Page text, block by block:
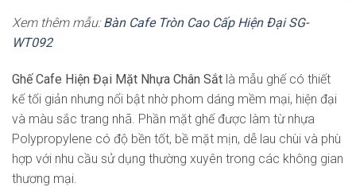
Xem thêm mẫu: Bàn Cafe Tròn Cao Cấp Hiện Đại SG-
WT092
Ghế Cafe Hiện Đại Mặt Nhựa Chân Sắt là mẫu ghế có thiết
kế tối giản nhưng nổi bật nhờ phom dáng mềm mại, hiện đại
và màu sắc trang nhã. Phần mặt ghế được làm từ nhựa
Polypropylene có độ bền tốt, bề mặt mịn, dễ lau chùi và phù
hợp với nhu cầu sử dụng thường xuyên trong các không gian
thương mại.